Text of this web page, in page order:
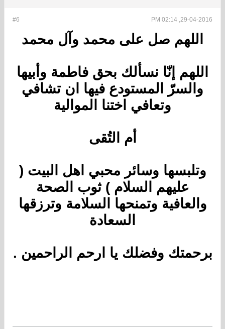
#6 29-04-2016, 02:14 PM
اللهم صل على محمد وآل محمد
اللهم إنّا نسألك بحق فاطمة وأبيها
والسرّ المستودع فيها ان تشافي
وتعافي اختنا الموالية
أم التُقى
وتلبسها وسائر محبي اهل البيت (
عليهم السلام ) ثوب الصحة
والعافية وتمنحها السلامة وترزقها
السعادة
برحمتك وفضلك يا ارحم الراحمين .